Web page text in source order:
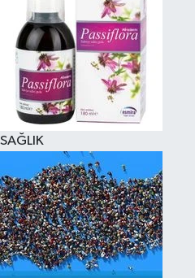
SAĞLIK